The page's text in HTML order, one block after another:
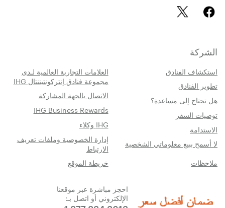
الشركة
استكشاف الفنادق
العلامات التجارية العالمية لـدى
مجموعة فنادق إنتركونتيننتال IHG
تطوير الفنادق
الاتصال بالجهة المشاركة
هل تحتاج إلى مساعدة؟
IHG Business Rewards
توصيات السفر
IHG وكلاء
الاستدامة
إدارة الخصوصية وملفات تعريف
الارتباط
لا أسمح ببيع معلوماتي الشخصية
خريطة الموقع
ملاحظات
احجز مباشرة عبر موقعنا
الإلكتروني أو اتصل بـ: